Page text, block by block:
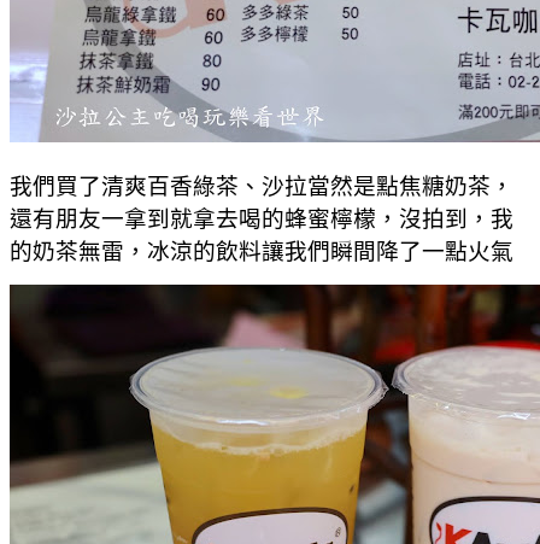
我們買了清爽百香綠茶、沙拉當然是點焦糖奶茶，
還有朋友一拿到就拿去喝的蜂蜜檸檬，沒拍到，我
的奶茶無雷，冰涼的飲料讓我們瞬間降了一點火氣